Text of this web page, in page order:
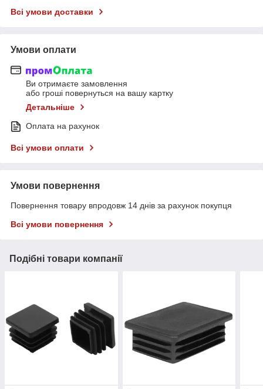
Всі умови доставки
Умови оплати
Ви отримаєте замовлення
або гроші повернуться на вашу картку
Детальніше
Оплата на рахунок
Всі умови оплати
Умови повернення
Повернення товару впродовж 14 днів за рахунок покупця
Всі умови повернення
Подібні товари компанії